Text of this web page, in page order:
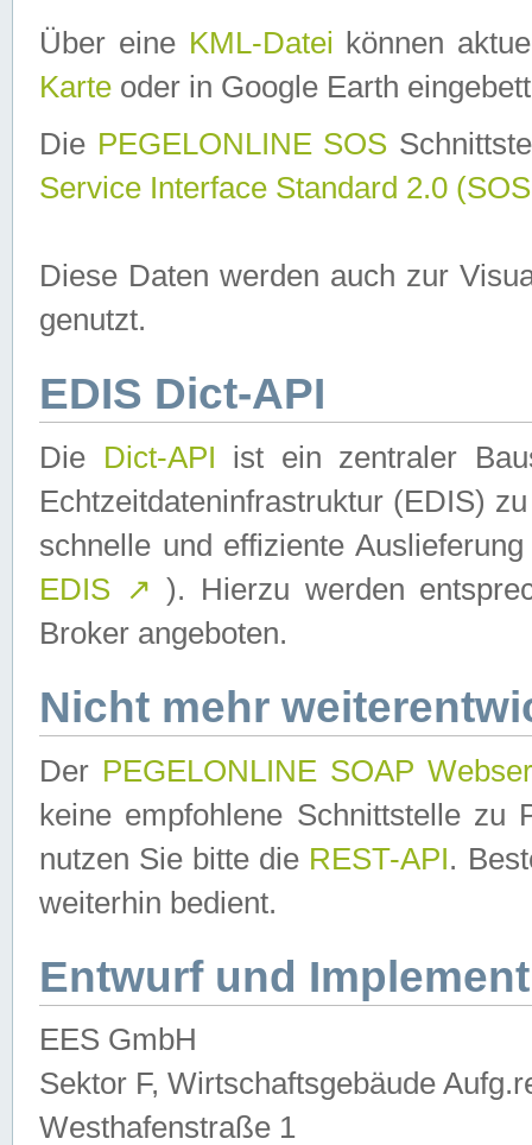
Über eine KML-Datei können
Karte oder in Google Earth
Die PEGELONLINE SOS
Service Interface Standard 2.0
Diese Daten werden auch zur
genutzt.
EDIS Dict-API
Die Dict-API ist ein zentraler
Echtzeitdateninfrastruktur (EDIS)
schnelle und effiziente
EDIS ↗ ). Hierzu werden
Broker angeboten.
Nicht mehr
Der PEGELONLINE SOAP
keine empfohlene Schnittstelle zu
nutzen Sie bitte die REST-API.
weiterhin bedient.
Entwurf und
EES GmbH
Sektor F, Wirtschaftsgebäude
Westhafenstraße 1